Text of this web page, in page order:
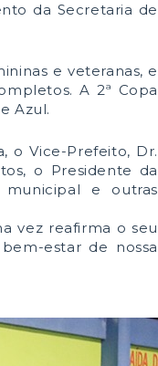
da Secretaria de
e veteranas, e
A 2ª Copa
Azul.
o Vice-Prefeito, Dr.
o Presidente da
municipal e outras
vez reafirma o seu
estar de nossa